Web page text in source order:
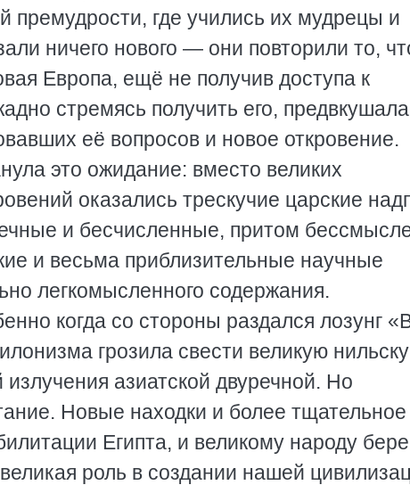
где учились их мудрецы и
ничего нового — они повторили то,
Европа, ещё не получив доступа к
стремясь получить его, предвкушала
её вопросов и новое откровение.
это ожидание: вместо великих
оказались трескучие царские
и бесчисленные, притом
и весьма приблизительные научные
легкомысленного содержания.
когда со стороны раздался лозунг
грозила свести великую
азиатской двуречной. Но
Новые находки и более тщательное
Египта, и великому народу
роль в создании нашей